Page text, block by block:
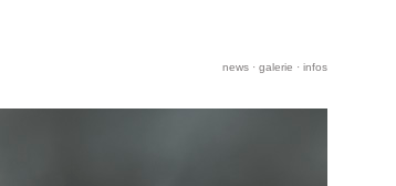
news · galerie · infos